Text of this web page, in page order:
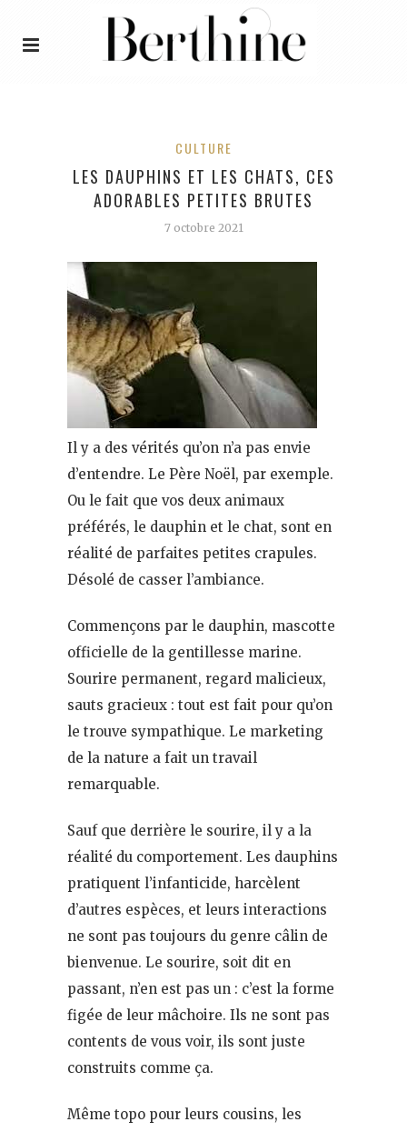
CULTURE
LES DAUPHINS ET LES CHATS, CES
ADORABLES PETITES BRUTES
7 octobre 2021
Il y a des vérités qu’on n’a pas envie
d’entendre. Le Père Noël, par exemple.
Ou le fait que vos deux animaux
préférés, le dauphin et le chat, sont en
réalité de parfaites petites crapules.
Désolé de casser l’ambiance.
Commençons par le dauphin, mascotte
officielle de la gentillesse marine.
Sourire permanent, regard malicieux,
sauts gracieux : tout est fait pour qu’on
le trouve sympathique. Le marketing
de la nature a fait un travail
remarquable.
Sauf que derrière le sourire, il y a la
réalité du comportement. Les dauphins
pratiquent l’infanticide, harcèlent
d’autres espèces, et leurs interactions
ne sont pas toujours du genre câlin de
bienvenue. Le sourire, soit dit en
passant, n’en est pas un : c’est la forme
figée de leur mâchoire. Ils ne sont pas
contents de vous voir, ils sont juste
construits comme ça.
Même topo pour leurs cousins, les